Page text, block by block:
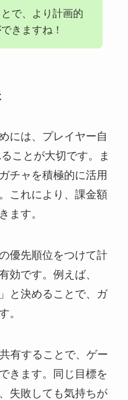
で、より計画的
きますね！
には、プレイヤー自
ことが大切です。ま
チャを積極的に活用
これにより、課金額
ます。
優先順位をつけて計
効です。例えば、
と決めることで、ガ
。
有することで、ゲー
きます。同じ目標を
失敗しても気持ちが